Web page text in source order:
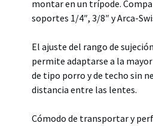
montar en un trípode.
soportes 1/4″, 3/8″ y Arca-
El ajuste del rango de
permite adaptarse a la
de tipo porro y de techo sin
distancia entre las lentes.
Cómodo de transportar y